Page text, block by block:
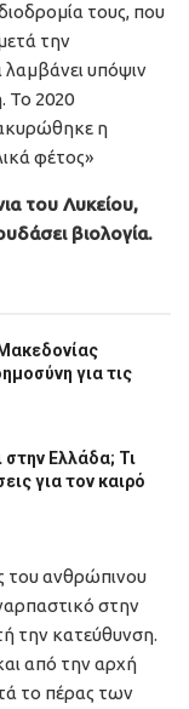
τους, που
την
υπόψιν
Το 2020
η
φέτος»
του Λυκείου,
βιολογία.
για τις
στην Ελλάδα; Τι
για τον καιρό
του ανθρώπινου
στην
την κατεύθυνση.
από την αρχή
το πέρας των